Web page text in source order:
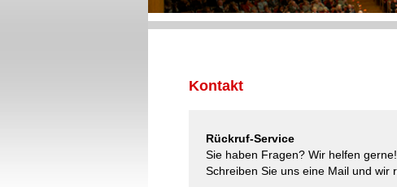
Kontakt
Rückruf-Service
Sie haben Fragen? Wir helfen gerne!
Schreiben Sie uns eine Mail und wir